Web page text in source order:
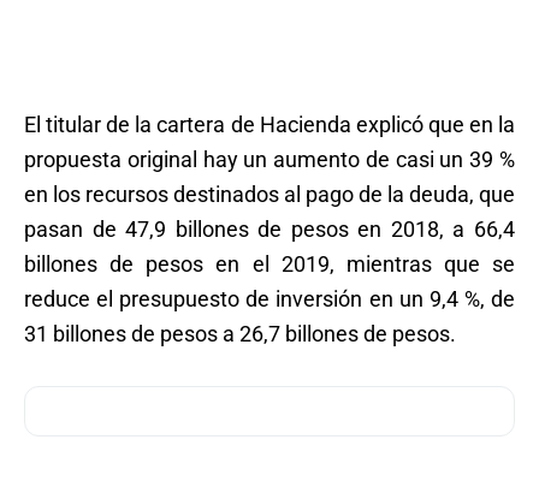
El titular de la cartera de Hacienda explicó que en la
propuesta original hay un aumento de casi un 39 %
en los recursos destinados al pago de la deuda, que
pasan de 47,9 billones de pesos en 2018, a 66,4
billones de pesos en el 2019, mientras que se
reduce el presupuesto de inversión en un 9,4 %, de
31 billones de pesos a 26,7 billones de pesos.